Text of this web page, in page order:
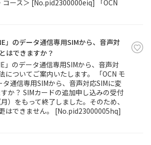
コース＞ [No.pid2300000eiq] 「OCN
」のデータ通信専用SIMから、音声対
はできますか？
」のデータ通信専用SIMから、音声対
についてご案内いたします。 「OCN モ
タ通信専用SIMから、音声対応SIMに変
か？ SIMカードの追加申し込みの受付
）をもって終了しました。そのため、
はできません。 [No.pid23000005hq]